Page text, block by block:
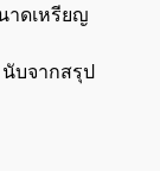
าดเหรียญ
บจากสรุป